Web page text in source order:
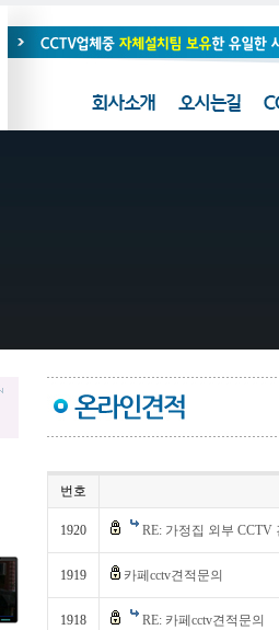
번호
1920 RE: 가정집 외부 CCTV
1919 카페cctv견적문의
1918 RE: 카페cctv견적문의